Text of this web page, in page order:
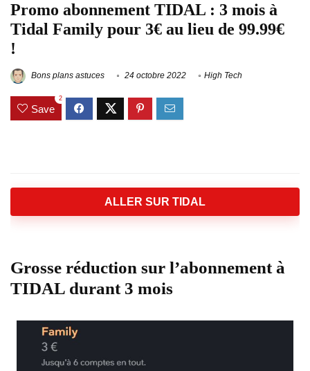
Promo abonnement TIDAL : 3 mois à
Tidal Family pour 3€ au lieu de 99.99€
!
Bons plans astuces 24 octobre 2022 High Tech
Save
2
ALLER SUR TIDAL
Grosse réduction sur l’abonnement à
TIDAL durant 3 mois